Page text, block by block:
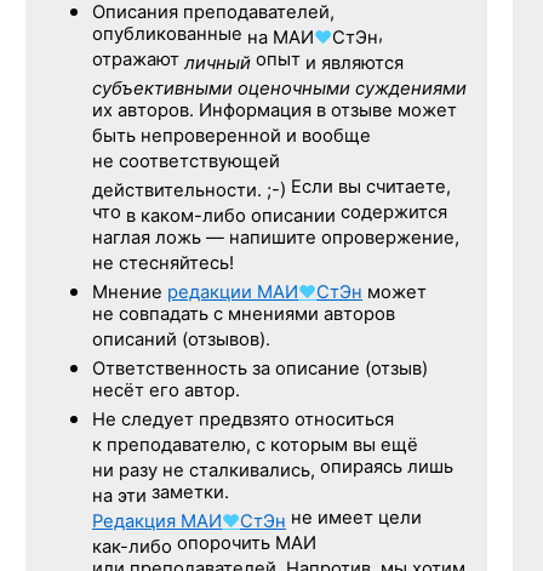
Описания преподавателей,
опубликованные на МАИ♥СтЭн,
отражаютличный опыт и являются
субъективными оценочными суждениями
их авторов. Информация в отзыве может
быть непроверенной и вообще
не соответствующей
действительности. ;-) Если вы считаете,
что в каком-либо описании содержится
наглая ложь — напишите опровержение,
не стесняйтесь!
Мнение редакции МАИ♥СтЭн может
не совпадать с мнениями авторов
описаний (отзывов).
Ответственность за описание (отзыв)
несёт его автор.
Не следует предвзято относиться
к преподавателю, с которым вы ещё
ни разу не сталкивались, опираясь лишь
на эти заметки.
Редакция МАИ♥СтЭн не имеет цели
как-либо опорочить МАИ